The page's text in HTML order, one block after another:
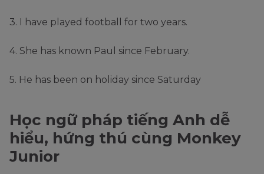
3. I have played football for two years.
4. She has known Paul since February.
5. He has been on holiday since Saturday
Học ngữ pháp tiếng Anh dễ
hiểu, hứng thú cùng Monkey
Junior